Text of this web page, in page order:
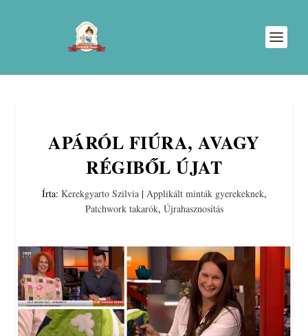
APÁRÓL FIÚRA, AVAGY
RÉGIBŐL ÚJAT
Írta: Kerekgyarto Szilvia| Applikált minták gyerekeknek,
Patchwork takarók, Újrahasznosítás